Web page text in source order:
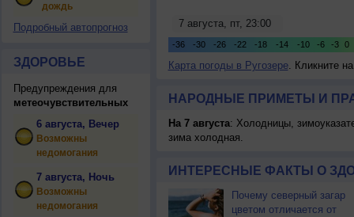
дождь
Подробный автопрогноз
ЗДОРОВЬЕ
Предупреждения для
метеочувствительных
6 августа, Вечер
Возможны
недомогания
7 августа, Ночь
Возможны
недомогания
Карта погоды в Ругозере. Кликните
НАРОДНЫЕ ПРИМЕТЫ И
На 7 августа: Холодницы,
зима холодная.
ИНТЕРЕСНЫЕ ФАКТЫ О
Почему северный загар
цветом отличается от